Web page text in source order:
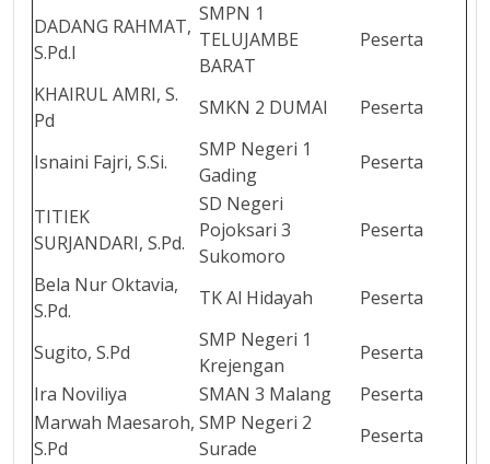
DADANG RAHMAT,
S.Pd.I
SMPN 1
TELUJAMBE
BARAT
Peserta
KHAIRUL AMRI, S.
Pd
SMKN 2 DUMAI Peserta
Isnaini Fajri, S.Si.
SMP Negeri 1
Gading
Peserta
TITIEK
SURJANDARI, S.Pd.
SD Negeri
Pojoksari 3
Sukomoro
Peserta
Bela Nur Oktavia,
S.Pd.
TK Al Hidayah Peserta
Sugito, S.Pd
SMP Negeri 1
Krejengan
Peserta
Ira Noviliya
SMAN 3 Malang
Peserta
Marwah Maesaroh,
S.Pd
SMP Negeri 2
Surade
Peserta